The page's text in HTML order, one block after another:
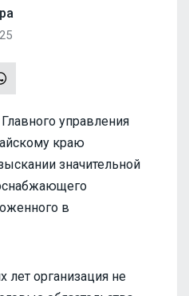
управления
краю
значительной
в
лет организация не